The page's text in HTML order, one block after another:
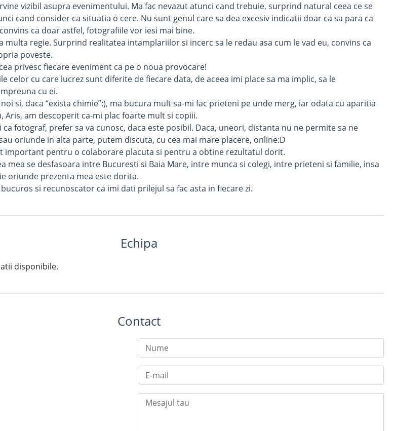
vizibil asupra evenimentului. Ma fac nevazut atunci cand trebuie, surprind natural ceea ce se
cand consider ca situatia o cere. Nu sunt genul care sa dea excesiv indicatii doar ca sa para ca
ca doar astfel, fotografiile vor iesi mai bine.
multa regie. Surprind realitatea intamplariilor si incerc sa le redau asa cum le vad eu, convins ca
poveste.
privesc fiecare eveniment ca pe o noua provocare!
celor cu care lucrez sunt diferite de fiecare data, de aceea imi place sa ma implic, sa le
cu ei.
si, daca “exista chimie”:), ma bucura mult sa-mi fac prieteni pe unde merg, iar odata cu aparitia
Aris, am descoperit ca-mi plac foarte mult si copiii.
fotograf, prefer sa va cunosc, daca este posibil. Daca, uneori, distanta nu ne permite sa ne
oriunde in alta parte, putem discuta, cu cea mai mare placere, online:D
important pentru o colaborare placuta si pentru a obtine rezultatul dorit.
mea se desfasoara intre Bucuresti si Baia Mare, intre munca si colegi, intre prieteni si familie, insa
oriunde prezenta mea este dorita.
si recunoscator ca imi dati prilejul sa fac asta in fiecare zi.
Echipa
disponibile.
Contact